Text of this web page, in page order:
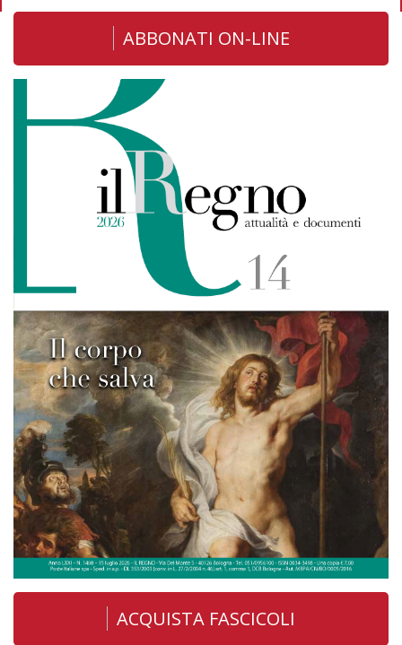
ABBONATI ON-LINE
ACQUISTA FASCICOLI